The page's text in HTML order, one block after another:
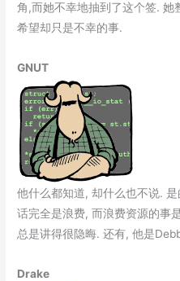
角,而她不幸地抽到了这个签.
希望却只是不幸的事.
GNUT
他什么都知道, 却什么也不说.
话完全是浪费, 而浪费资源的事
总是讲得很隐晦. 还有, 他是
Drake